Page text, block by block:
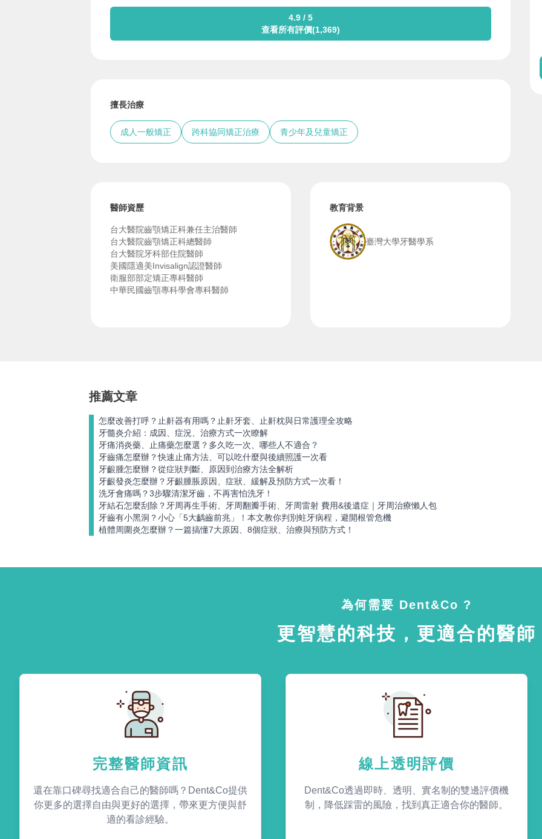
4.9 / 5
查看所有評價(1,369)
擅長治療
成人一般矯正 跨科協同矯正治療 青少年及兒童矯正
醫師資歷
台大醫院齒顎矯正科兼任主治醫師
台大醫院齒顎矯正科總醫師
台大醫院牙科部住院醫師
美國隱適美Invisalign認證醫師
衛服部部定矯正專科醫師
中華民國齒顎專科學會專科醫師
教育背景
臺灣大學牙醫學系
推薦文章
怎麼改善打呼？止鼾器有用嗎？止鼾牙套、止鼾枕與日常護理全攻略
牙髓炎介紹：成因、症況、治療方式一次瞭解
牙痛消炎藥、止痛藥怎麼選？多久吃一次、哪些人不適合？
牙齒痛怎麼辦？快速止痛方法、可以吃什麼與後續照護一次看
牙齦腫怎麼辦？從症狀判斷、原因到治療方法全解析
牙齦發炎怎麼辦？牙齦腫脹原因、症狀、緩解及預防方式一次看！
洗牙會痛嗎？3步驟清潔牙齒，不再害怕洗牙！
牙結石怎麼刮除？牙周再生手術、牙周翻瓣手術、牙周雷射 費用&後遺症｜牙周治療懶人包
牙齒有小黑洞？小心「5大齲齒前兆」！本文教你判別蛀牙病程，避開根管危機
植體周圍炎怎麼辦？一篇搞懂7大原因、8個症狀、治療與預防方式！
為何需要 Dent&Co ?
更智慧的科技，更適合的醫師
完整醫師資訊
還在靠口碑尋找適合自己的醫師嗎？Dent&Co提供
你更多的選擇自由與更好的選擇，帶來更方便與舒
適的看診經驗。
線上透明評價
Dent&Co透過即時、透明、實名制的雙邊評價機
制，降低踩雷的風險，找到真正適合你的醫師。